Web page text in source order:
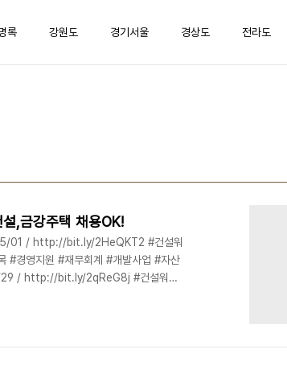
록 강원도 경기서울 경상도 전라도
,금강주택 채용OK!
01 / http://bit.ly/2HeQKT2 #건설워
#경영지원 #재무회계 #개발사업 #자산
29 / http://bit.ly/2qReG8j #건설워커
산업 #건설취업 #경력사원 #세무회계